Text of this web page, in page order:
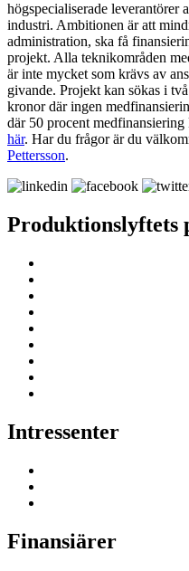
högspecialiserade leverantörer
industri. Ambitionen är att
administration, ska få
projekt. Alla teknikområden
är inte mycket som krävs av
givande. Projekt kan sökas i
kronor där ingen
där 50 procent medfinansiering
här. Har du frågor är du
Pettersson.
Produktionslyftets
Intressenter
Finansiärer